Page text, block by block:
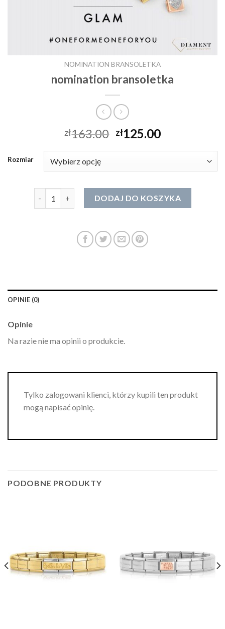
NOMINATION BRANSOLETKA
nomination bransoletka
zł163.00 zł125.00
Rozmiar
ilość nomination bransoletkaDODAJ DO KOSZYKA
OPINIE (0)
Opinie
Na razie nie ma opinii o produkcie.
Tylko zalogowani klienci, którzy kupili ten produkt
mogą napisać opinię.
PODOBNE PRODUKTY